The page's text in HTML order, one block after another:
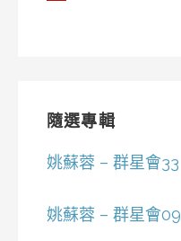
隨選專輯
姚蘇蓉 – 群星會33
姚蘇蓉 – 群星會09